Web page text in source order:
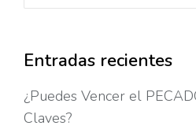
Entradas recientes
¿Puedes Vencer el
Claves?